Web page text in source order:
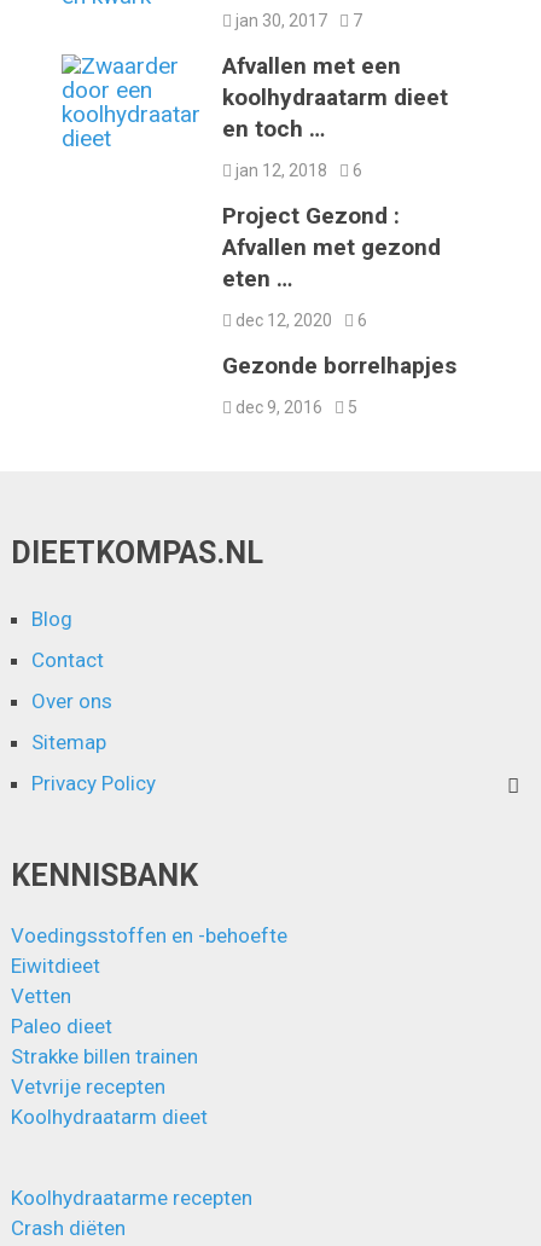
jan 30, 2017 7
Afvallen met een
koolhydraatarm dieet
en toch …
jan 12, 2018 6
Project Gezond :
Afvallen met gezond
eten …
dec 12, 2020 6
Gezonde borrelhapjes
dec 9, 2016 5
DIEETKOMPAS.NL
Blog
Contact
Over ons
Sitemap
Privacy Policy
KENNISBANK
Voedingsstoffen en -behoefte
Eiwitdieet
Vetten
Paleo dieet
Strakke billen trainen
Vetvrije recepten
Koolhydraatarm dieet
Koolhydraatarme recepten
Crash diëten